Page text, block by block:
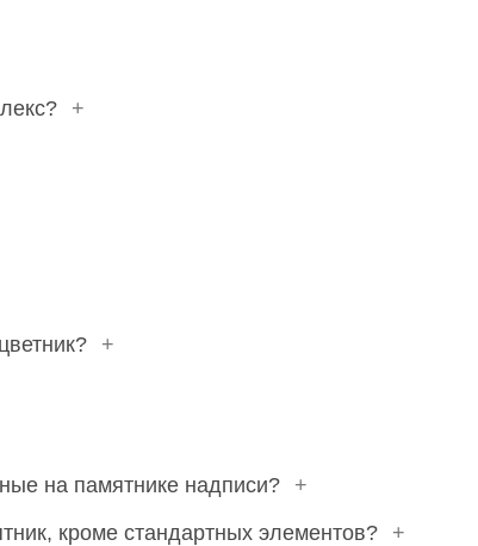
+
+
на памятнике надписи?
+
кроме стандартных элементов?
+